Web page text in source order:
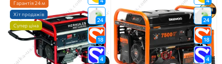
24
18
4
Гарантія 24 м
Хіт продажів
Супер ціна
24
18
4